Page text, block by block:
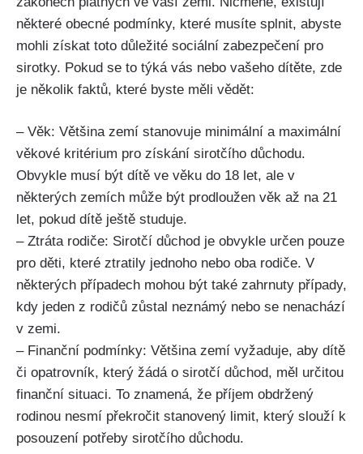
některé obecné podmínky, které musíte splnit, abyste
mohli získat toto důležité sociální zabezpečení pro
sirotky. Pokud se to týká vás nebo vašeho dítěte, zde
je několik faktů, které byste měli vědět:
– Věk: Většina zemí stanovuje minimální a maximální
věkové kritérium pro získání sirotčího důchodu.
Obvykle musí být dítě ve věku do 18 let, ale v
některých zemích může být prodloužen věk až na 21
let, pokud dítě ještě studuje.
– Ztráta rodiče: Sirotčí důchod je obvykle určen pouze
pro děti, které ztratily jednoho nebo oba rodiče. V
některých případech mohou být také zahrnuty případy,
kdy jeden z rodičů zůstal neznámý nebo se nenachází
v zemi.
– Finanční podmínky: Většina zemí vyžaduje, aby dítě
či opatrovník, který žádá o sirotčí důchod, měl určitou
finanční situaci. To znamená, že příjem obdržený
rodinou nesmí překročit stanovený limit, který slouží k
posouzení potřeby sirotčího důchodu.